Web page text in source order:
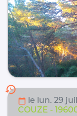
history
calendar_today le lun. 29
COUZE -